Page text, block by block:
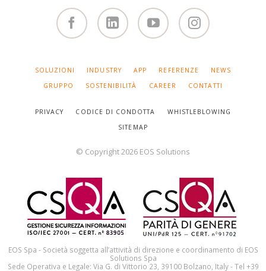
SALTA
NAVIGAZIONE
SOLUZIONI INDUSTRY APP REFERENZE
NEWS
GRUPPO
SOSTENIBILITÀ CAREER CONTATTI
PRIVACY CODICE DI CONDOTTA
WHISTLEBLOWING
SITEMAP
© Copyright 2026 EOS Solutions
EOS Spa - Società soggetta all’attività di direzione e coordinamento di EOS
Solutions Spa
Sede Operativa e Legale: Via G. di Vittorio 23, 39100 Bolzano, Italy - Tel +39